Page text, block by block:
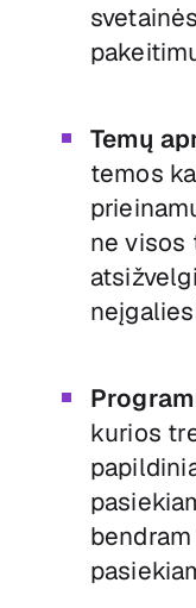
Temų
temos
ne visos
kurios